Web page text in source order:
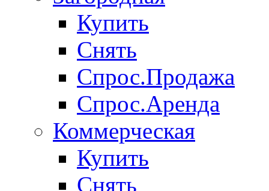
Купить
Снять
Спрос.Продажа
Спрос.Аренда
Коммерческая
Купить
Снять